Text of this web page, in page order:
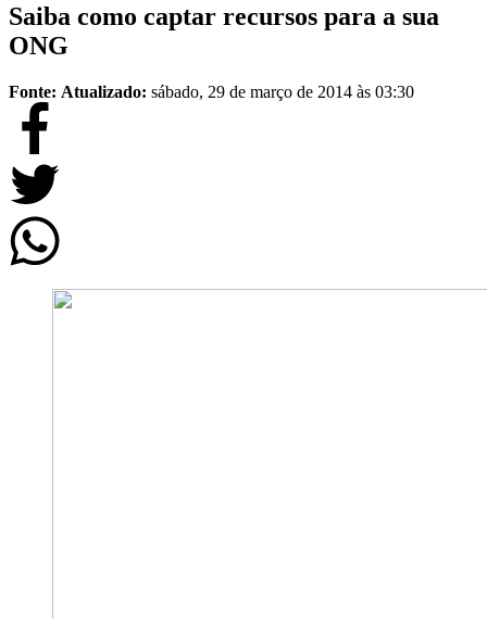
Saiba como captar recursos para a sua
ONG
Fonte: Atualizado: sábado, 29 de março de 2014 às 03:30